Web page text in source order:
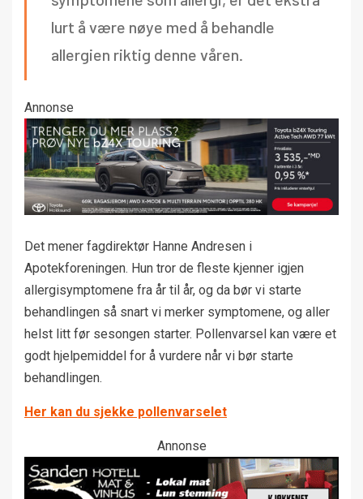
lurt å være nøye med å behandle
allergien riktig denne våren.
Annonse
Det mener fagdirektør Hanne Andresen i
Apotekforeningen. Hun tror de fleste kjenner igjen
allergisymptomene fra år til år, og da bør vi starte
behandlingen så snart vi merker symptomene, og aller
helst litt før sesongen starter. Pollenvarsel kan være et
godt hjelpemiddel for å vurdere når vi bør starte
behandlingen.
Her kan du sjekke pollenvarselet
Annonse